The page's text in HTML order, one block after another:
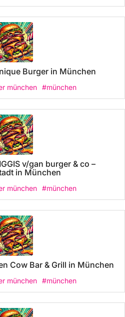
Burger in München
münchen #münchen
v/gan burger & co –
in München
münchen #münchen
Cow Bar & Grill in München
münchen #münchen